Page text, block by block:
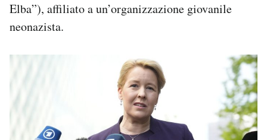
Elba”), affiliato a un’organizzazione giovanile
neonazista.